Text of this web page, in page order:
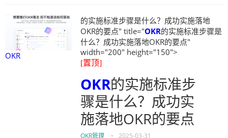
OKR
的实施标准步骤是什么？成功实施落地
OKR的要点" title="OKR的实施标准步骤是
什么？成功实施落地OKR的要点"
width="200" height="150">
[置顶]
OKR的实施标准步
骤是什么？成功实
施落地OKR的要点
OKR管理 • 2025-03-31